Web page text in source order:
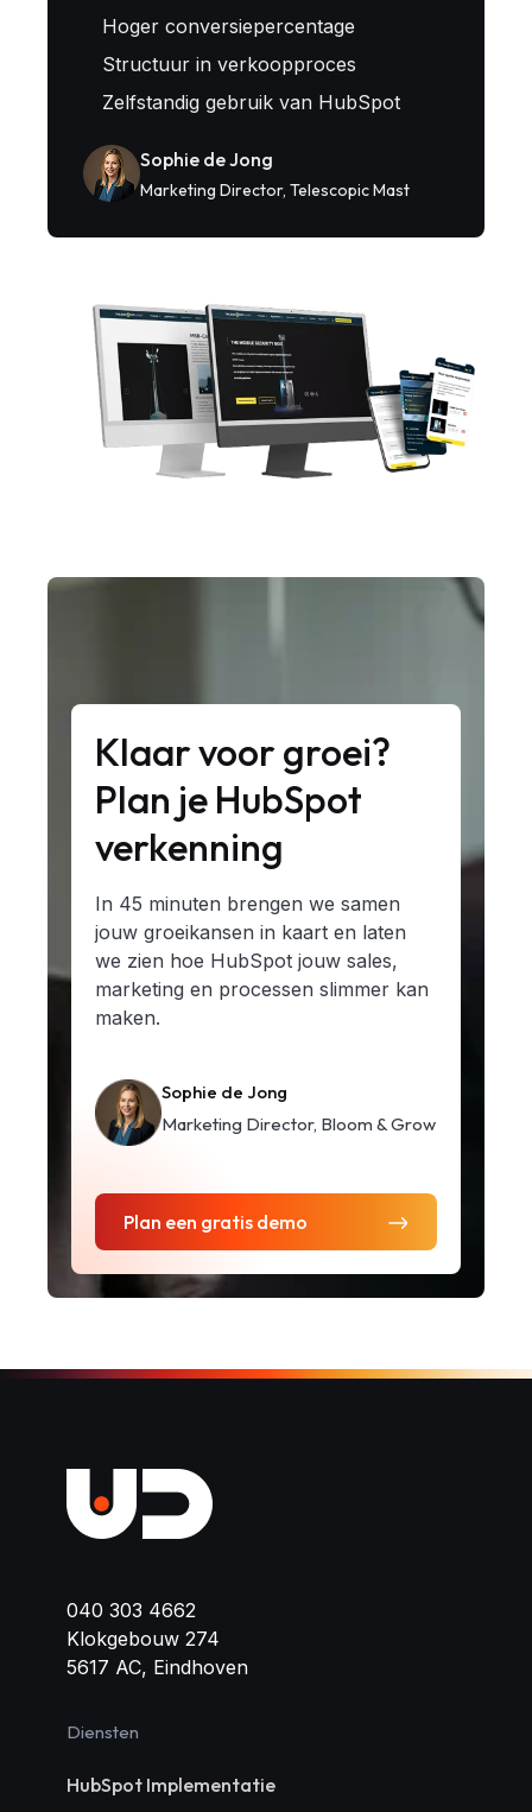
relevante upsell op het juiste
moment.
relevante upsell op het juiste
moment.
relevante upsell op het juiste
moment.
Hoger conversiepercentage
Structuur in verkoopproces
Zelfstandig gebruik van HubSpot
Sophie de Jong
Marketing Director, Telescopic Mast
Klaar voor groei?
Plan je HubSpot
verkenning
In 45 minuten brengen we samen
jouw groeikansen in kaart en laten
we zien hoe HubSpot jouw sales,
marketing en processen slimmer kan
maken.
Sophie de Jong
Marketing Director, Bloom & Grow
Plan een gratis demo
040 303 4662
Klokgebouw 274
5617 AC, Eindhoven
Diensten
HubSpot Implementatie